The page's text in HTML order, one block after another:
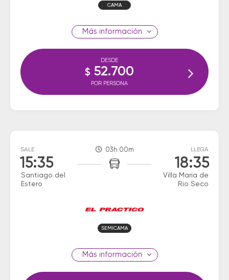
CAMA
información
DESDE
$ 52.700
POR PERSONA
SALE
15:35
Santiago del
Estero
03h 00m LLEGA
18:35
Villa Maria de
Rio Seco
SEMICAMA
información